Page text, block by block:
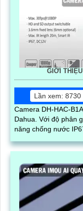
GIỚI
Lần xem: 8730
Camera DH-HAC-
Dahua. Với độ phân giải 2MP, góc quan sát rộng và khả
năng chống nước